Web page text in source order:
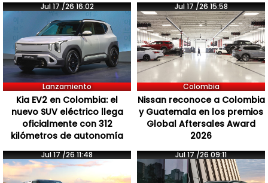
Jul 17 /26 16:02
Lanzamiento
Kia EV2 en Colombia: el
nuevo SUV eléctrico llega
oficialmente con 312
kilómetros de autonomía
Jul 17 /26 15:58
Colombia
Nissan reconoce a Colombia
y Guatemala en los premios
Global Aftersales Award
2026
Jul 17 /26 11:48 Jul 17 /26 09:11